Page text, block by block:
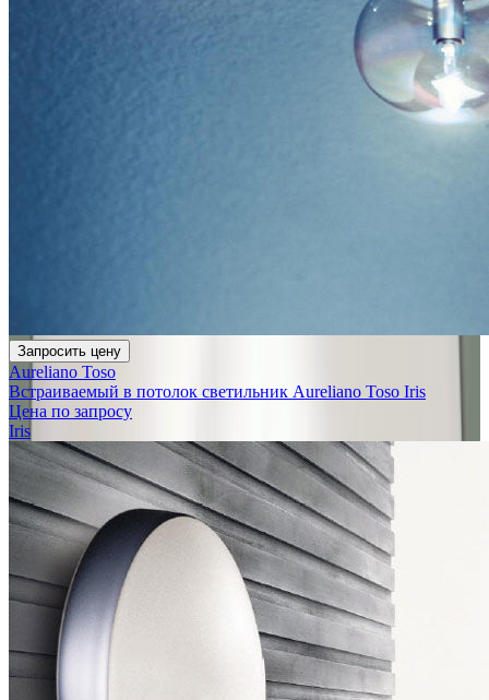
Запросить цену
Aureliano Toso
Встраиваемый в потолок светильник Aureliano Toso Iris
Цена по запросу
Iris